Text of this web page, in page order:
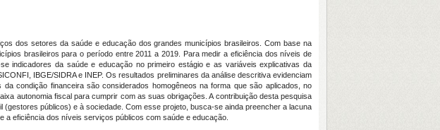
dos setores da saúde e educação dos grandes municípios brasileiros. Com base na
brasileiros para o período entre 2011 a 2019. Para medir a eficiência dos níveis de
indicadores da saúde e educação no primeiro estágio e as variáveis explicativas da
IBGE/SIDRA e INEP. Os resultados preliminares da análise descritiva evidenciam
condição financeira são considerados homogêneos na forma que são aplicados, no
autonomia fiscal para cumprir com as suas obrigações. A contribuição desta pesquisa
públicos) e à sociedade. Com esse projeto, busca-se ainda preencher a lacuna
eficiência dos níveis serviços públicos com saúde e educação.